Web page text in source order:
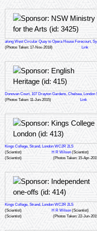
along West Circular Quay to Opera House Forecourt,
(Photos Taken: 17-Nov-2018)
Link
Donovan Court, 107 Drayton Gardens, Chelsea, London
(Photos Taken: 11-Jun-2015)
Link
Kings College, Strand, London WC2R 2LS
(Scientist)
H R Wilson (Scientist)
(Scientist)
(Photos Taken: 15-Apr-
Kings College, Strand, London WC2R 2LS
(Scientist)
H R Wilson (Scientist)
(Scientist)
(Photos Taken: 22-Jun-